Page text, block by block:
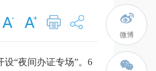
“夜间办证专场”。6
微博